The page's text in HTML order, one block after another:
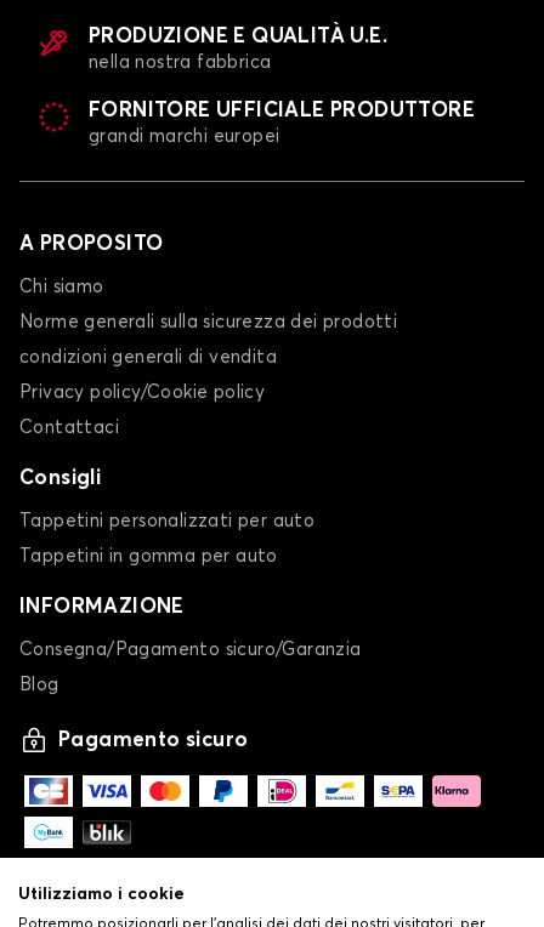
PRODUZIONE E QUALITÀ U.E.
nella nostra fabbrica
FORNITORE UFFICIALE PRODUTTORE
grandi marchi europei
A PROPOSITO
Chi siamo
Norme generali sulla sicurezza dei prodotti
condizioni generali di vendita
Privacy policy/Cookie policy
Contattaci
Consigli
Tappetini personalizzati per auto
Tappetini in gomma per auto
INFORMAZIONE
Consegna/Pagamento sicuro/Garanzia
Blog
Pagamento sicuro
Utilizziamo i cookie